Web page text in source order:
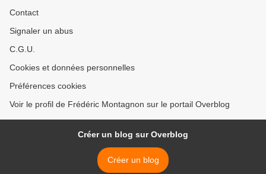
Contact
Signaler un abus
C.G.U.
Cookies et données personnelles
Préférences cookies
Voir le profil de Frédéric Montagnon sur le portail Overblog
Créer un blog sur Overblog
Créer un blog